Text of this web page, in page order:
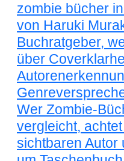
zombie bücher
von Haruki
Buchratgeber,
über
Wer Zombie-
vergleicht,
sichtbaren Autor